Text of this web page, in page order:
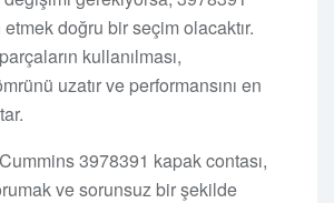
doğru bir seçim olacaktır.
kullanılması,
uzatır ve performansını en
3978391 kapak contası,
ve sorunsuz bir şekilde